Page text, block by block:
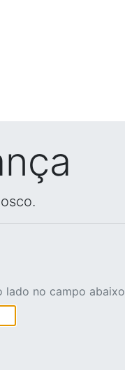
lado no campo abaixo